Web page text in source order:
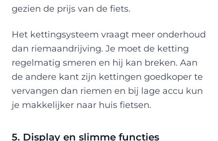
gezien de prijs van de fiets.
Het kettingsysteem vraagt meer onderhoud
dan riemaandrijving. Je moet de ketting
regelmatig smeren en hij kan breken. Aan
de andere kant zijn kettingen goedkoper te
vervangen dan riemen en bij lage accu kun
je makkelijker naar huis fietsen.
5. Display en slimme functies